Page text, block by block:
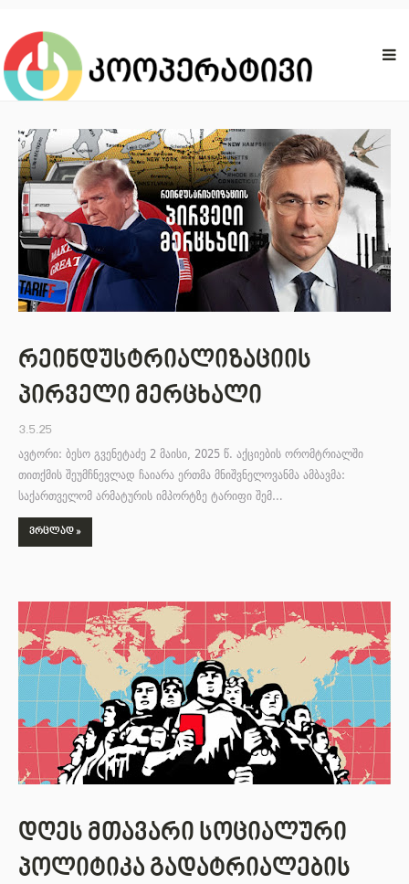
რეინდუსტრიალიზაციის
პირველი მერცხალი
3.5.25
ავტორი: ბესო გვენეტაძე 2 მაისი, 2025 წ. აქციების ორომტრიალში
თითქმის შეუმჩნევლად ჩაიარა ერთმა მნიშვნელოვანმა ამბავმა:
საქართველომ არმატურის იმპორტზე ტარიფი შემ…
ᲕᲠᲪᲚᲐᲓ »
დღეს მთავარი სოციალური
პოლიტიკა გადატრიალების